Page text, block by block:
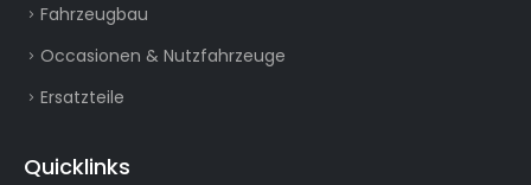
Fahrzeugbau
Occasionen & Nutzfahrzeuge
Ersatzteile
Quicklinks